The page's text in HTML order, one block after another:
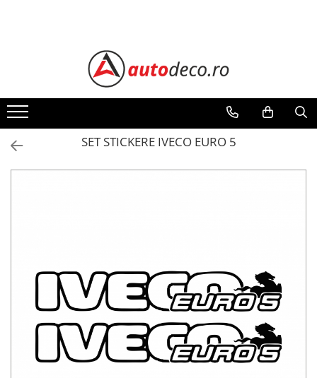
ALFA ROMEO
BMW
CHEVROLET
HYUNDAI
MERCEDES
SET STICKERE IVECO EURO 5